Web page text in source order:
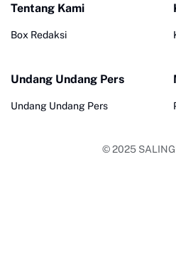
Tentang Kami
Box Redaksi
Undang Undang Pers
Undang Undang Pers
© 2025